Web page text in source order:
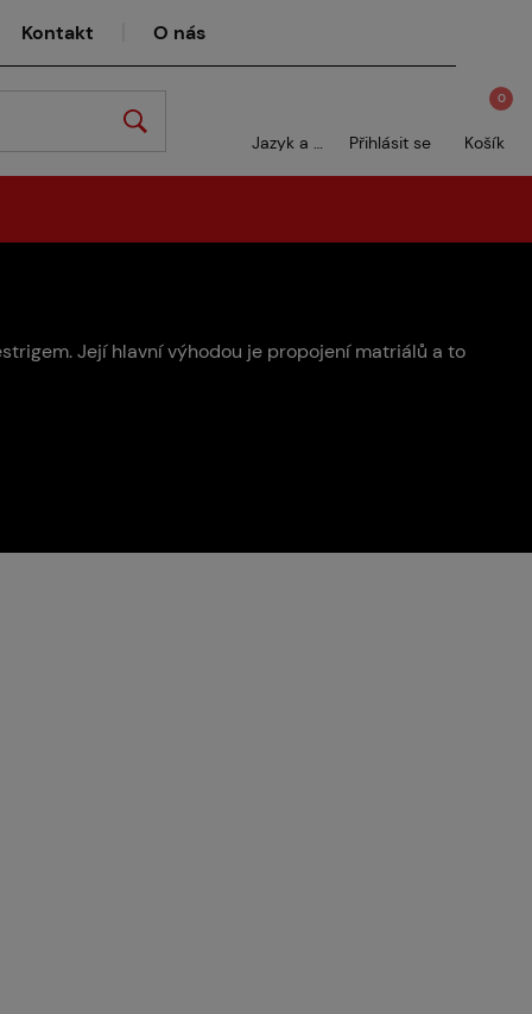
Kontakt O nás
Jazyk a měna Přihlásit se
0
Košík
Její hlavní výhodou je propojení matriálů a to